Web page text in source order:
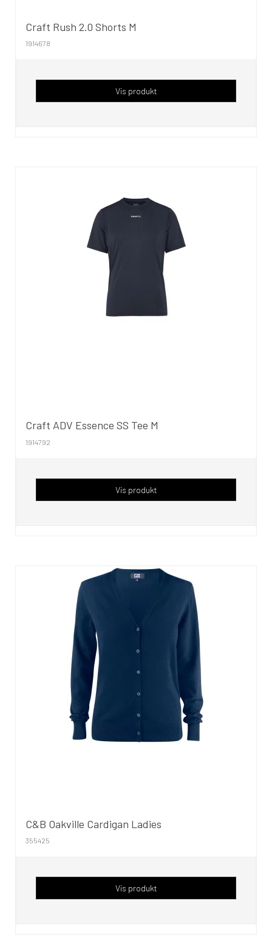
Craft Rush 2.0 Shorts M
1914678
Vis produkt
Craft ADV Essence SS Tee M
1914792
Vis produkt
C&B Oakville Cardigan Ladies
355425
Vis produkt